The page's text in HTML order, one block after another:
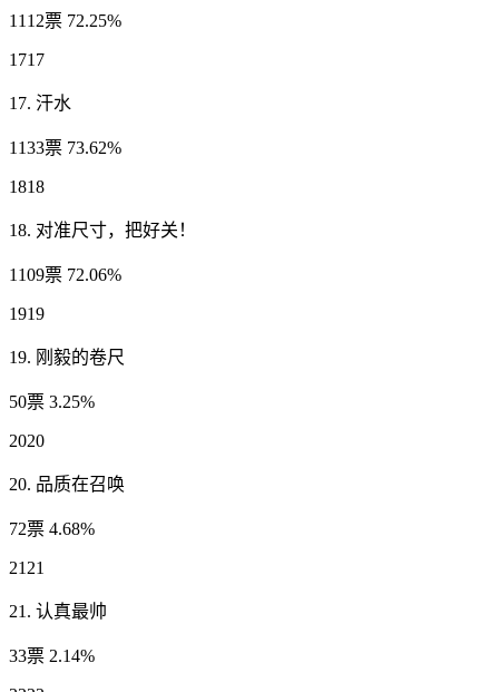
1112票 72.25%
1717
17. 汗水
1133票 73.62%
1818
18. 对准尺寸，把好关！
1109票 72.06%
1919
19. 刚毅的卷尺
50票 3.25%
2020
20. 品质在召唤
72票 4.68%
2121
21. 认真最帅
33票 2.14%